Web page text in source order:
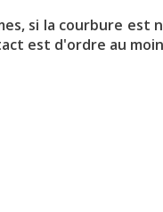
si la courbure est
est d'ordre au